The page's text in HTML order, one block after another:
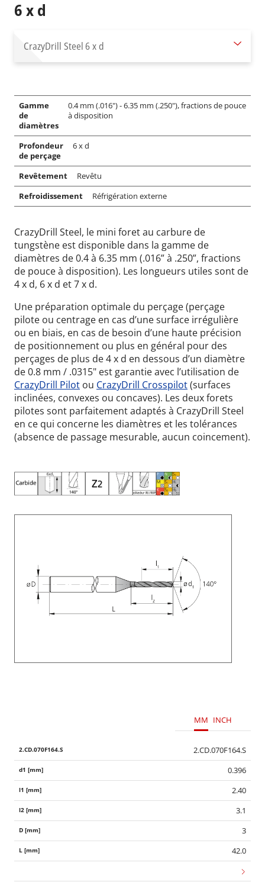
6 x d
CrazyDrill Steel6 x d
Gamme
de
diamètres
0.4 mm (.016") - 6.35 mm (.250"), fractions de pouce
à disposition
Profondeur
de perçage
6 x d
Revêtement
Revêtu
Refroidissement
Réfrigération externe
CrazyDrill Steel, le mini foret au carbure de
tungstène est disponible dans la gamme de
diamètres de 0.4 à 6.35 mm (.016” à .250”, fractions
de pouce à disposition). Les longueurs utiles sont de
4 x d, 6 x d et 7 x d.
Une préparation optimale du perçage (perçage
pilote ou centrage en cas d’une surface irrégulière
ou en biais, en cas de besoin d’une haute précision
de positionnement ou plus en général pour des
perçages de plus de 4 x d en dessous d’un diamètre
de 0.8 mm / .0315" est garantie avec l’utilisation de
CrazyDrill Pilot ou CrazyDrill Crosspilot(surfaces
inclinées, convexes ou concaves). Les deux forets
pilotes sont parfaitement adaptés à CrazyDrill Steel
en ce qui concerne les diamètres et les tolérances
(absence de passage mesurable, aucun coincement).
MM INCH
2.CD.070F164.S
0.396
2.40
3.1
3
42.0